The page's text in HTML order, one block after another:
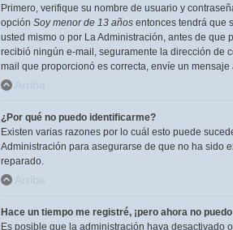
Primero, verifique su nombre de usuario y
opción Soy menor de 13 añosentonces tendrá que
usted mismo o por La Administración, antes de
recibió ningún e-mail, seguramente la dirección de
mail que proporcionó es correcta, envíe un mensaje
Arriba
¿Por qué no puedo identificarme?
Existen varias razones por lo cuál esto puede
Administración para asegurarse de que no ha sido
reparado.
Arriba
Hace un tiempo me registré, ¡pero ahora no
Es posible que la administración haya desactivado